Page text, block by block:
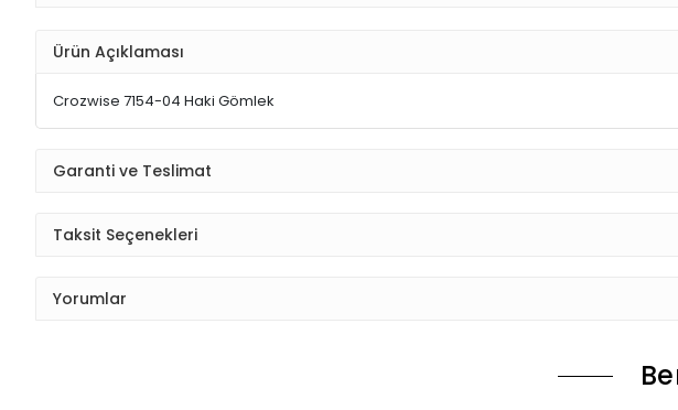
Ürün Açıklaması
Crozwise 7154-04 Haki Gömlek
Garanti ve Teslimat
Taksit Seçenekleri
Yorumlar